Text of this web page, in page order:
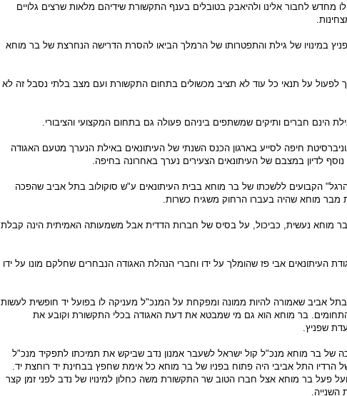
מחדש לחבור אלינו ולהיאבק בטובלים בענף התקשורת שידיהם מלאות שרצים גלויים
במינויו של גילת והתפטרותו של הרמלך הביאו להסרת הדרישה הנחרצת של בר מוחא
לפעול על תנאי כל עוד לא תציב מכשולים בתחום התקשורת ועם מצב בלתי נסבל זה לא
הינם חברים ותיקים שמשתפים ביניהם פעולה גם בתחום המקצועי והציבורי.
חיפה לסייע בארגון הכנס השנתי של העיתונאים באילת הנערך מטעם האגודה
לדיון במצבם של העיתונאים הצעירים נערך באחרונה בחיפה.
הקבועים ללשכתו של בר מוחא בבית העיתונאים ע"ש סוקולוב בתל אביב שהפכה
מבר מוחא שהיה בעברו הרחוק משגיח כשרות.
מוחא נעשית, כביכול, על בסיס של חברות הדדית אבל משמעותה האמיתית הינה קבלת
העיתונאים אבי פז שהומלך על ידו וחברי הנהלת האגודה הנבחרים שחלקם מונו על ידו
אביב שאמורה להיות ממונה ומפקחת על המנכ"ל מעניקה לו בפועל יד חופשית לעשות
בר מוחא הוא גם מי שמבטא את דעת האגודה בכלי התקשורת וקובע את
שפניץ.
של בר מוחא מנכ"ל קול ישראל לשעבר אמנון נדב שביקש את תמיכתו לתפקיד מנכ"ל
הרדיו התל אביבי היה פתוח בפניו של בר מוחא כל אימת שחפץ בבחינת יד רוחצת יד.
פעל בר מוחא אצל חברו הטוב שר התקשורת משה כחלון למינויו של נדב לפני זמן קצר